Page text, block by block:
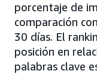
porcentaje de
comparación
30 días. El
posición en
palabras clave